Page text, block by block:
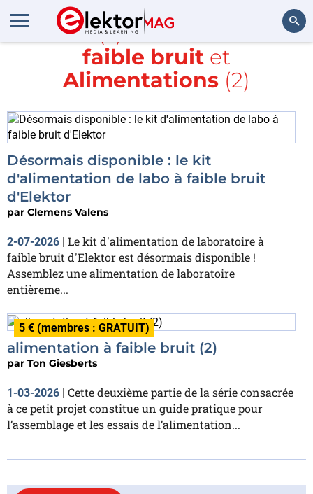
Article(s) avec la balise
faible bruit et
Alimentations (2)
Désormais disponible : le kit
d'alimentation de labo à faible bruit
d'Elektor
par Clemens Valens
2-07-2026 | Le kit d'alimentation de laboratoire à
faible bruit d'Elektor est désormais disponible !
Assemblez une alimentation de laboratoire
entièreme...
5 € (membres : GRATUIT)
alimentation à faible bruit (2)
par Ton Giesberts
1-03-2026 | Cette deuxième partie de la série consacrée
à ce petit projet constitue un guide pratique pour
l’assemblage et les essais de l’alimentation...